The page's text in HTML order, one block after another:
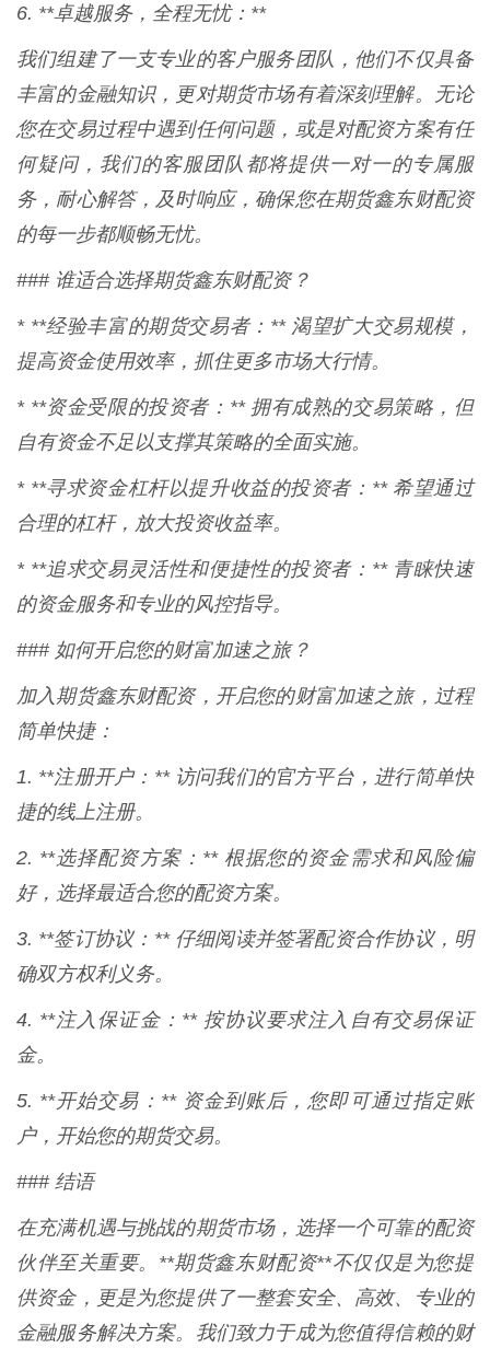
6. **卓越服务，全程无忧：**
我们组建了一支专业的客户服务团队，他们不仅具备
丰富的金融知识，更对期货市场有着深刻理解。无论
您在交易过程中遇到任何问题，或是对配资方案有任
何疑问，我们的客服团队都将提供一对一的专属服
务，耐心解答，及时响应，确保您在期货鑫东财配资
的每一步都顺畅无忧。
### 谁适合选择期货鑫东财配资？
* **经验丰富的期货交易者：** 渴望扩大交易规模，
提高资金使用效率，抓住更多市场大行情。
* **资金受限的投资者：** 拥有成熟的交易策略，但
自有资金不足以支撑其策略的全面实施。
* **寻求资金杠杆以提升收益的投资者：** 希望通过
合理的杠杆，放大投资收益率。
* **追求交易灵活性和便捷性的投资者：** 青睐快速
的资金服务和专业的风控指导。
### 如何开启您的财富加速之旅？
加入期货鑫东财配资，开启您的财富加速之旅，过程
简单快捷：
1. **注册开户：** 访问我们的官方平台，进行简单快
捷的线上注册。
2. **选择配资方案：** 根据您的资金需求和风险偏
好，选择最适合您的配资方案。
3. **签订协议：** 仔细阅读并签署配资合作协议，明
确双方权利义务。
4. **注入保证金：** 按协议要求注入自有交易保证
金。
5. **开始交易：** 资金到账后，您即可通过指定账
户，开始您的期货交易。
### 结语
在充满机遇与挑战的期货市场，选择一个可靠的配资
伙伴至关重要。**期货鑫东财配资**不仅仅是为您提
供资金，更是为您提供了一整套安全、高效、专业的
金融服务解决方案。我们致力于成为您值得信赖的财